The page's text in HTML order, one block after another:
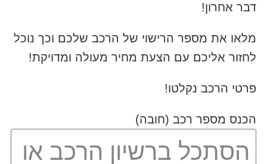
דבר אחרון!
מלאו את מספר הרישוי של הרכב שלכם וכך נוכל
לחזור אליכם עם הצעת מחיר מעולה ומדויקת!
פרטי הרכב נקלטו!
הכנס מספר רכב (חובה)